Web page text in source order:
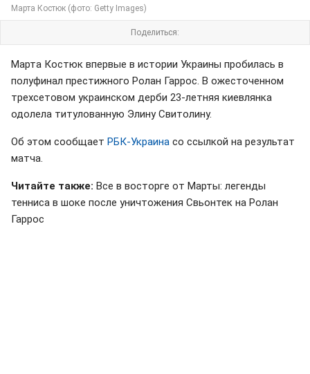
Марта Костюк (фото: Getty Images)
Поделиться:
Марта Костюк впервые в истории Украины пробилась в
полуфинал престижного Ролан Гаррос. В ожесточенном
трехсетовом украинском дерби 23-летняя киевлянка
одолела титулованную Элину Свитолину.
Об этом сообщает РБК-Украина со ссылкой на результат
матча.
Читайте также: Все в восторге от Марты: легенды
тенниса в шоке после уничтожения Свьонтек на Ролан
Гаррос